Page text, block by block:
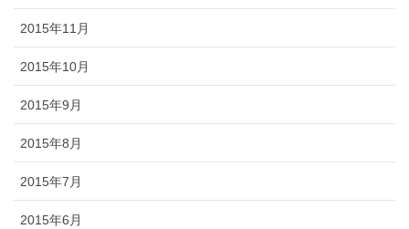
2015年11月
2015年10月
2015年9月
2015年8月
2015年7月
2015年6月